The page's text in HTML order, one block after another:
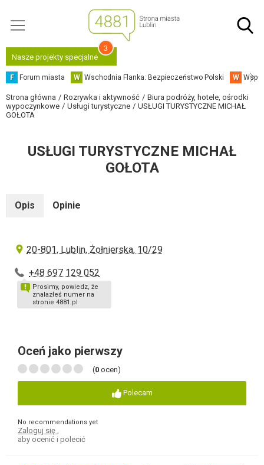
Nasze projekty specjalne
3
F Forum miasta W Wschodnia Flanka: Bezpieczeństwo Polski W
Strona główna Rozrywka i aktywność
Biura podróży, hotele, ośrodki
wypoczynkowe
Usługi turystyczne
USŁUGI TURYSTYCZNE MICHAŁ
GOŁOTA
USŁUGI TURYSTYCZNE MICHAŁ
GOŁOTA
Opis Opinie
20-801, Lublin, Żołnierska, 10/29
+48 697 129 052
Prosimy, powiedz, że
znalazłeś numer na
stronie 4881.pl
Oceń jako pierwszy
(0 ocen)
Polecam
No recommendations yet
Zaloguj się
aby ocenić i polecić